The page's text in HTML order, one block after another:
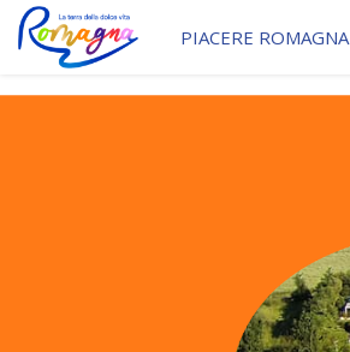
PIACERE ROMAGNA